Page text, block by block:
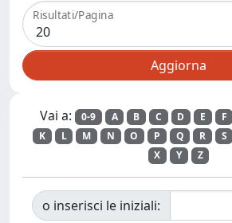
Risultati/Pagina
Vai a: 0-9 A B C D E F
K
L M N O P Q R S
X
Y Z
o inserisci le iniziali: